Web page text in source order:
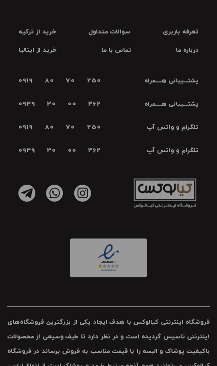
تعرفه باربری سوالات متداول خرید از ترکیه
درباره ما تماس با ما خرید از ایتالیا
پشتـــیبانی هــــمراه 0919 80 70 250
پشتـــیبانی هــــمراه 0939 30 00 362
تلگرام و واتس آپ 0919 80 70 250
تلگرام و واتس آپ 0939 30 00 362
فروشگاه اینترنتی کیالوکس با هدف ایجاد یکی از بزرگترین فروشگاه‌های
اینترنتی تاسیس گردیده است و در نظر دارد تا طیف وسیعی از محصولات
باکیفیت پوشاک و البسه را با قیمت مناسب به فروش برساند در فروشگاه